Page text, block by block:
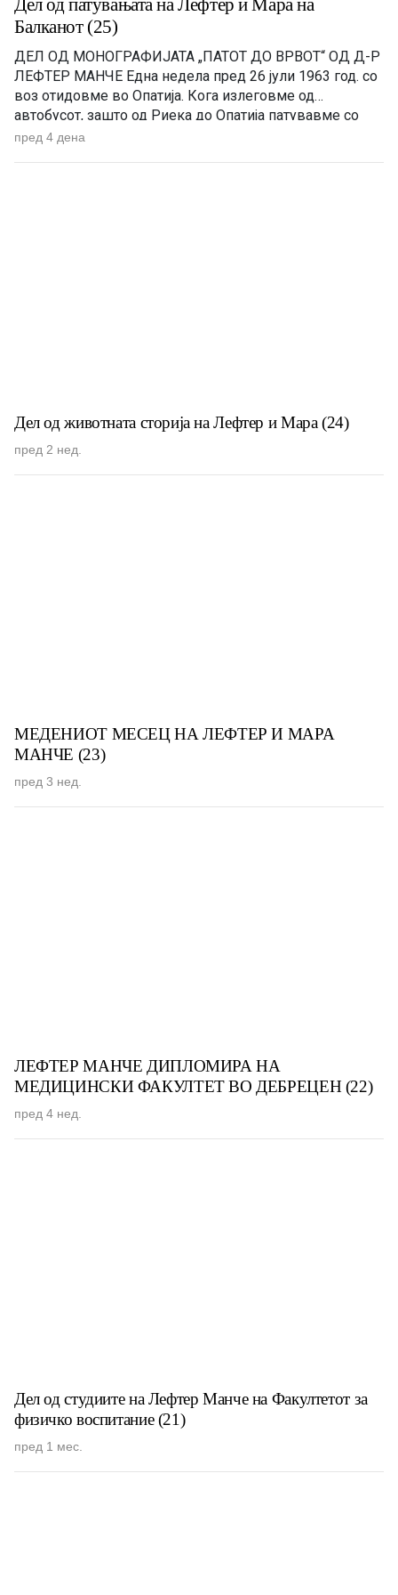
Дел од патувањата на Лефтер и Мара на
Балканот (25)
ДЕЛ ОД МОНОГРАФИЈАТА „ПАТОТ ДО ВРВОТ“ OД Д-Р
ЛЕФТЕР МАНЧЕ Една недела пред 26 јули 1963 год. со
воз отидовме во Опатија. Кога излеговме од
автобусот, зашто од Риека до Опатија патувавме со
автобус, цела Опатија сјаеше од светилки. Секаде по
пред 4 дена
Дел од животната сторија на Лефтер и Мара (24)
пред 2 нед.
МЕДЕНИОТ МЕСЕЦ НА ЛЕФТЕР И МАРА
МАНЧЕ (23)
пред 3 нед.
ЛЕФТЕР МАНЧЕ ДИПЛОМИРА НА
МЕДИЦИНСКИ ФАКУЛТЕТ ВО ДЕБРЕЦЕН (22)
пред 4 нед.
Дел од студиите на Лефтер Манче на Факултетот за
физичко воспитание (21)
пред 1 мес.